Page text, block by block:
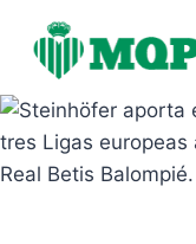
contenido